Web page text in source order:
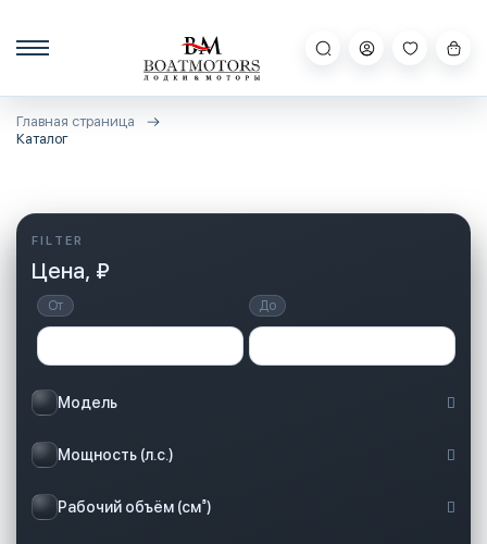
Главная страница
Каталог
Цена, ₽
От До
Модель
Мощность (л.с.)
Рабочий объём (см³)